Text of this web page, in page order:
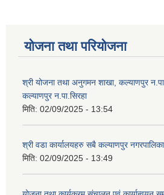
योजना तथा परियोजना
श्री योजना तथा अनुगमन शाखा, कल्याणपुर न.पा.
कल्याणपुर न.पा.सिरहा
मिति: 02/09/2025 - 13:54
श्री वडा कार्यालयहरु सबै कल्याणपुर
मिति: 02/09/2025 - 13:49